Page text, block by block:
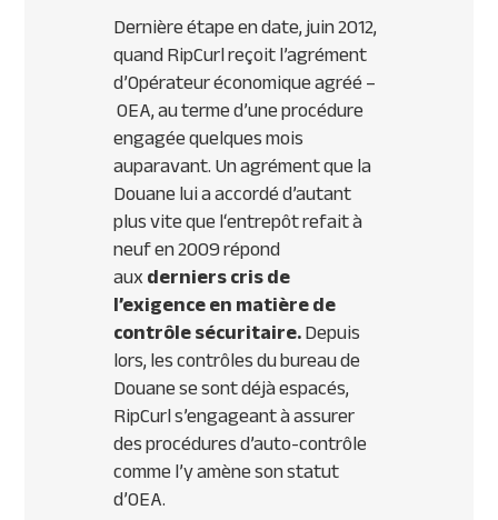
Dernière étape en date, juin 2012,
quand RipCurl reçoit l’agrément
d’Opérateur économique agréé –
OEA, au terme d’une procédure
engagée quelques mois
auparavant. Un agrément que la
Douane lui a accordé d’autant
plus vite que l‘entrepôt refait à
neuf en 2009 répond
auxderniers cris de
l’exigence en matière de
contrôle sécuritaire.Depuis
lors, les contrôles du bureau de
Douane se sont déjà espacés,
RipCurl s’engageant à assurer
des procédures d’auto-contrôle
comme l’y amène son statut
d’OEA.